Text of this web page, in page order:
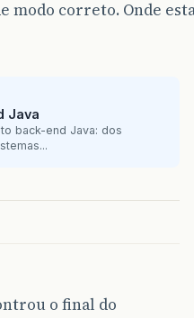
err.println( "Erro durante
modo correto. Onde
Java
back-end Java: dos
o final do